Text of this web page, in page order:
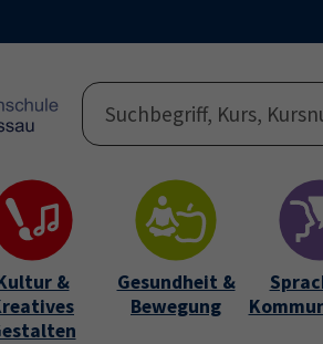
&
Gesundheit &
Bewegung